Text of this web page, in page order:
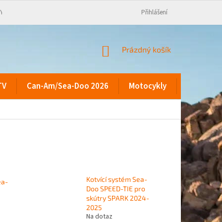
Přihlášení
NÁKUPNÍ
Prázdný košík
Can-Am/Sea-Doo 2026 Motocykly
Kotvící systém Sea-
Doo SPEED-TIE pro
skútry SPARK 2024-
2025
Na dotaz